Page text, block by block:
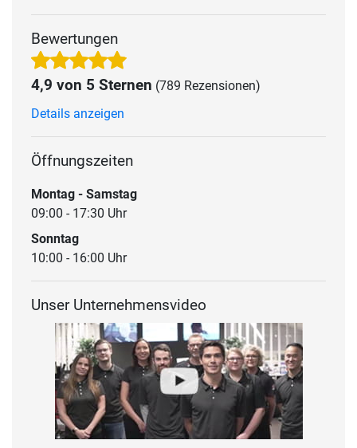
Bewertungen
4,9 von 5 Sternen (789 Rezensionen)
Details anzeigen
Öffnungszeiten
Montag - Samstag
09:00 - 17:30 Uhr
Sonntag
10:00 - 16:00 Uhr
Unser Unternehmensvideo